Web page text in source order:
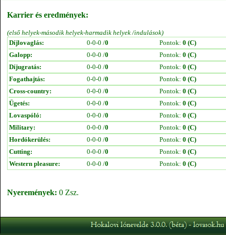
Karrier és eredmények:
(első helyek-második helyek-harmadik helyek /indulások)
Díjlovaglás:
0-0-0 /0 Pontok: 0 (C)
Galopp:
0-0-0 /0 Pontok: 0 (C)
Díjugratás:
0-0-0 /0 Pontok: 0 (C)
Fogathajtás:
0-0-0 /0 Pontok: 0 (C)
Cross-country:
0-0-0 /0 Pontok: 0 (C)
Ügetés:
0-0-0 /0 Pontok: 0 (C)
Lovaspóló:
0-0-0 /0 Pontok: 0 (C)
Military:
0-0-0 /0 Pontok: 0 (C)
Hordókerülés:
0-0-0 /0 Pontok: 0 (C)
Cutting:
0-0-0 /0 Pontok: 0 (C)
Western pleasure:
0-0-0 /0 Pontok: 0 (C)
Nyeremények: 0 Zsz.